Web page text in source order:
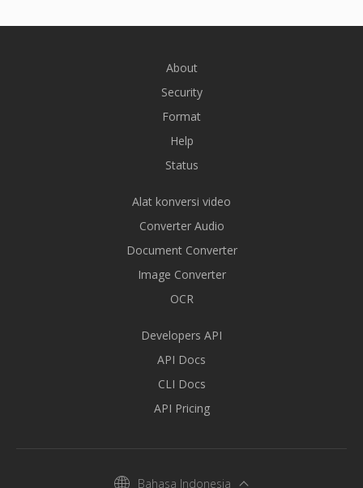
About
Security
Format
Help
Status
Alat konversi video
Converter Audio
Document Converter
Image Converter
OCR
Developers API
API Docs
CLI Docs
API Pricing
Bahasa Indonesia